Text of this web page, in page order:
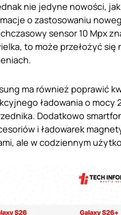
nie jedyne nowości,
o zastosowaniu
sensor 10 Mpx
to może przełożyć
ma również poprawić
ładowania o mocy
Dodatkowo
i ładowarek
ale w codziennym